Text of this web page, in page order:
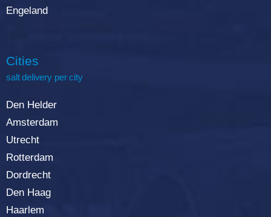
Engeland
Cities
salt delivery per city
Den Helder
Amsterdam
Utrecht
Rotterdam
Dordrecht
Den Haag
Haarlem